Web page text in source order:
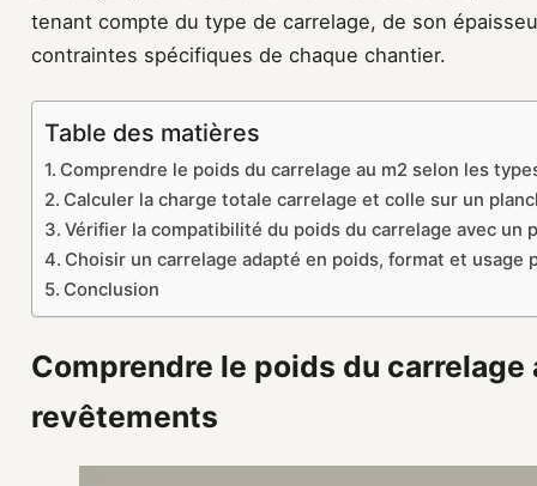
tenant compte du type de carrelage, de son
contraintes spécifiques de chaque chantier.
Table des matières
Comprendre le poids du carrelage au m2 selon les
Calculer la charge totale carrelage et colle sur un
Vérifier la compatibilité du poids du carrelage avec un
Choisir un carrelage adapté en poids, format et usage
Conclusion
Comprendre le poids du
revêtements